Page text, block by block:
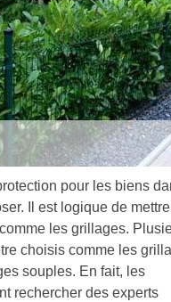
pour les biens
Il est logique de
les grillages.
choisis comme les
souples. En fait, les
rechercher des experts